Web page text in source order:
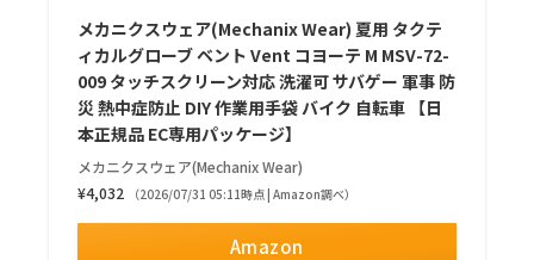
メカニクスウェア(Mechanix Wear) 夏用 タクテ
ィカルグローブ ベント Vent コヨーテ M MSV-72-
009 タッチスクリーン対応 洗濯可 サバゲー 軍事 防
災 熱中症防止 DIY 作業用手袋 バイク 自転車 【日
本正規品 EC専用パッケージ】
メカニクスウェア(Mechanix Wear)
¥4,032
（2026/07/31 05:11時点 | Amazon調べ）
Amazon